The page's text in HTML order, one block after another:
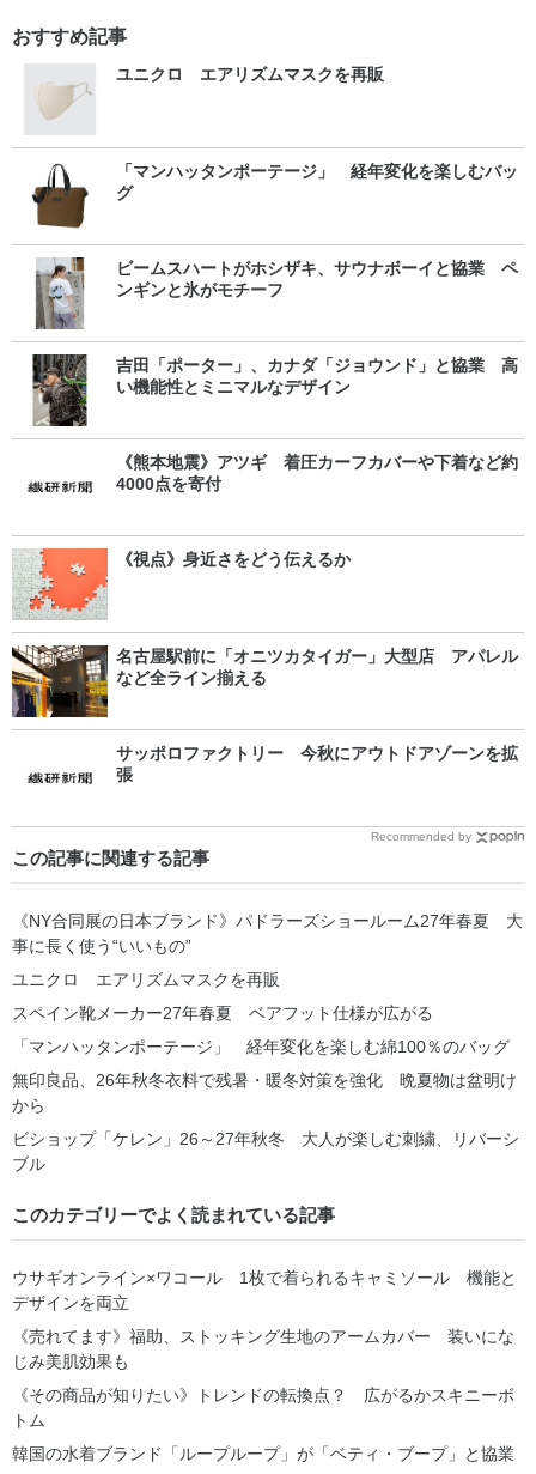
おすすめ記事
ユニクロ エアリズムマスクを再販
「マンハッタンポーテージ」 経年変化を楽しむバッ
グ
ビームスハートがホシザキ、サウナボーイと協業 ペ
ンギンと氷がモチーフ
吉田「ポーター」、カナダ「ジョウンド」と協業 高
い機能性とミニマルなデザイン
《熊本地震》アツギ 着圧カーフカバーや下着など約
4000点を寄付
《視点》身近さをどう伝えるか
名古屋駅前に「オニツカタイガー」大型店 アパレル
など全ライン揃える
サッポロファクトリー 今秋にアウトドアゾーンを拡
張
Recommended by
この記事に関連する記事
《NY合同展の日本ブランド》パドラーズショールーム27年春夏 大
事に長く使う“いいもの”
ユニクロ エアリズムマスクを再販
スペイン靴メーカー27年春夏 ベアフット仕様が広がる
「マンハッタンポーテージ」 経年変化を楽しむ綿100％のバッグ
無印良品、26年秋冬衣料で残暑・暖冬対策を強化 晩夏物は盆明け
から
ビショップ「ケレン」26～27年秋冬 大人が楽しむ刺繍、リバーシ
ブル
このカテゴリーでよく読まれている記事
ウサギオンライン×ワコール 1枚で着られるキャミソール 機能と
デザインを両立
《売れてます》福助、ストッキング生地のアームカバー 装いにな
じみ美肌効果も
《その商品が知りたい》トレンドの転換点？ 広がるかスキニーボ
トム
韓国の水着ブランド「ループループ」が「ベティ・ブープ」と協業